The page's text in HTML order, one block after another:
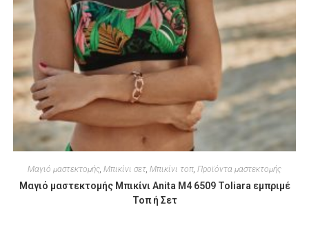
Μαγιό μαστεκτομής, Μπικίνι σετ, Μπικίνι τοπ, Προϊόντα μαστεκτομής
Μαγιό μαστεκτομής Μπικίνι Anita M4 6509 Toliara εμπριμέ
Τοπ ή Σετ